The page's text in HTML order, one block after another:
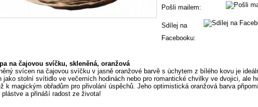
Pošli mailem:
Sdílej na
Facebooku:
na čajovou svíčku, skleněná, oranžová
svícen na čajovou svíčku v jasně oranžové barvě s úchytem z bílého kovu je
jako stolní svítidlo ve večerních hodinách nebo pro romantické chvilky ve dvojici, ale
k magickým obřadům pro přivolání úspěchů. Jeho optimistická oranžová barva
a přináší radost ze života!